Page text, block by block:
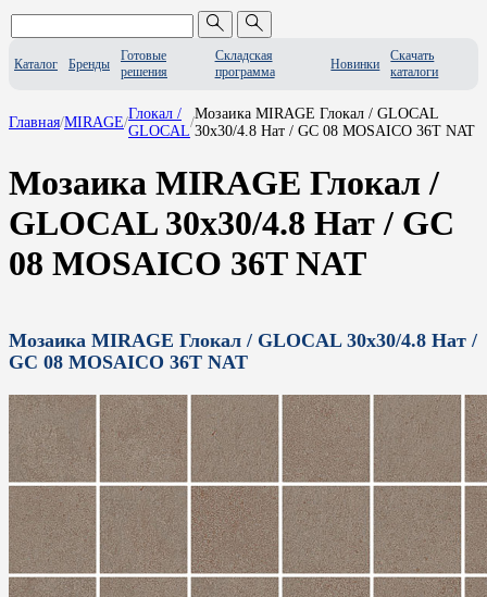
Каталог Бренды
Готовые
решения
Складская
программа
Новинки
Скачать
каталоги
Главная/MIRAGE/
Глокал /
GLOCAL
/
Мозаика MIRAGE Глокал / GLOCAL
30x30/4.8 Нат / GC 08 MOSAICO 36T NAT
Мозаика MIRAGE Глокал /
GLOCAL 30x30/4.8 Нат / GC
08 MOSAICO 36T NAT
Мозаика MIRAGE Глокал / GLOCAL 30x30/4.8 Нат /
GC 08 MOSAICO 36T NAT